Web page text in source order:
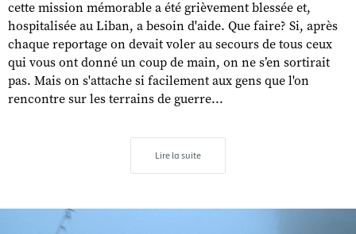
cette mission mémorable a été grièvement blessée et,
hospitalisée au Liban, a besoin d'aide. Que faire? Si, après
chaque reportage on devait voler au secours de tous ceux
qui vous ont donné un coup de main, on ne s’en sortirait
pas. Mais on s'attache si facilement aux gens que l'on
rencontre sur les terrains de guerre...
Lire la suite